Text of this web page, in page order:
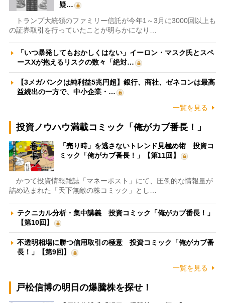
疑…
トランプ大統領のファミリー信託が今年1～3月に3000回以上も
の証券取引を行っていたことが明らかになり…
「いつ暴発してもおかしくはない」イーロン・マスク氏とスペ
ースXが抱えるリスクの数々「絶対…
【3メガバンクは純利益5兆円超】銀行、商社、ゼネコンは最高
益続出の一方で、中小企業・…
一覧を見る
投資ノウハウ満載コミック「俺がカブ番長！」
「売り時」を逃さないトレンド見極め術 投資コ
ミック「俺がカブ番長！」【第11回】
かつて投資情報雑誌「マネーポスト」にて、圧倒的な情報量が
詰め込まれた「天下無敵の株コミック」とし…
テクニカル分析・集中講義 投資コミック「俺がカブ番長！」
【第10回】
不透明相場に勝つ信用取引の極意 投資コミック「俺がカブ番
長！」【第9回】
一覧を見る
戸松信博の明日の爆騰株を探せ！